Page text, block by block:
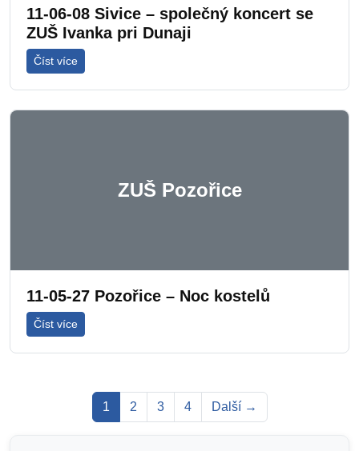
11-06-08 Sivice – společný koncert se
ZUŠ Ivanka pri Dunaji
Číst více
ZUŠ Pozořice
11-05-27 Pozořice – Noc kostelů
Číst více
1 2 3 4 Další →